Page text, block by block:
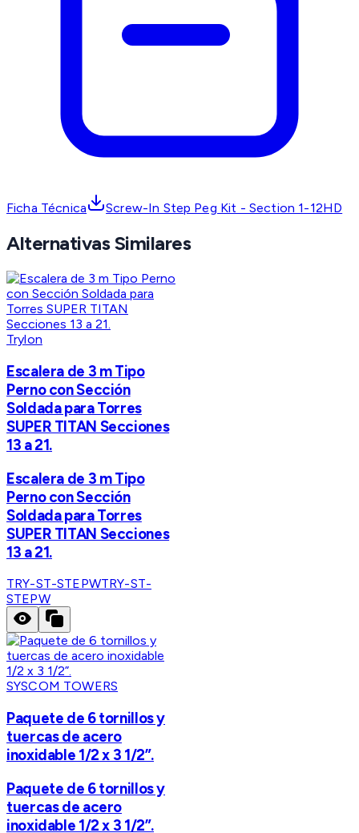
Ficha Técnica Screw-In Step Peg Kit - Section 1-12HD
Alternativas Similares
Trylon
Escalera de 3 m Tipo
Perno con Sección
Soldada para Torres
SUPER TITAN Secciones
13 a 21.
Escalera de 3 m Tipo
Perno con Sección
Soldada para Torres
SUPER TITAN Secciones
13 a 21.
TRY-ST-STEPWTRY-ST-
STEPW
SYSCOM TOWERS
Paquete de 6 tornillos y
tuercas de acero
inoxidable 1/2 x 3 1/2”.
Paquete de 6 tornillos y
tuercas de acero
inoxidable 1/2 x 3 1/2”.